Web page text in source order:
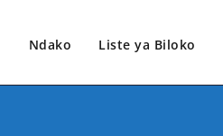
Ndako Liste ya Biloko